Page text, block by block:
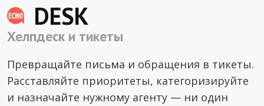
DESK
Хелпдеск и тикеты
Превращайте письма и обращения в тикеты.
Расставляйте приоритеты, категоризируйте
и назначайте нужному агенту — ни один